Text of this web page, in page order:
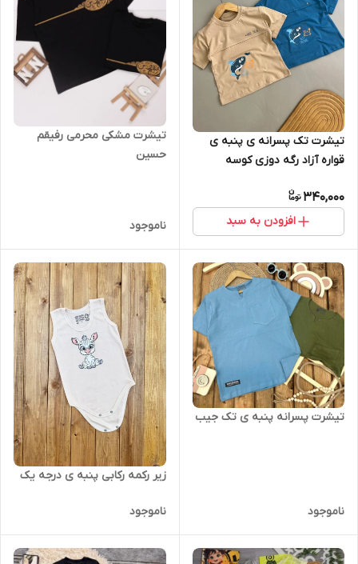
تیشرت تک پسرانه ی پنبه ی
قواره آزاد رگه دوزی کوسه
340,000
افزودن به سبد
تیشرت مشکی محرمی رفیقم
حسین
ناموجود
تیشرت پسرانه پنبه ی تک جیب
ناموجود
زیر رکمه رکابی پنبه ی درجه یک
ناموجود